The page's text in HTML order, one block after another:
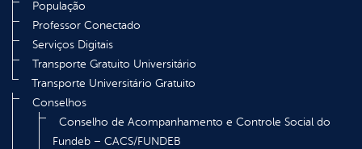
População
Professor Conectado
Serviços Digitais
Transporte Gratuito Universitário
Transporte Universitário Gratuito
Conselhos
Conselho de Acompanhamento e Controle Social do
Fundeb – CACS/FUNDEB